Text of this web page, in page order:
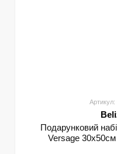
Артикул:
Подарунковий
Versage